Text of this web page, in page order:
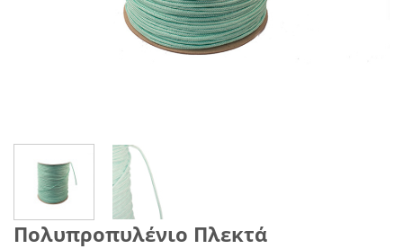
Πολυπροπυλένιο Πλεκτά